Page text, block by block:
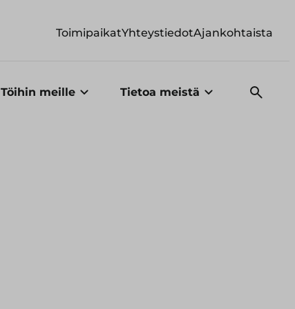
ToimipaikatYhteystiedotAjankohtaista
Töihin meille Tietoa meistä